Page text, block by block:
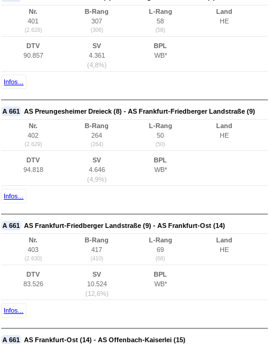
Nr.
401
(2.628)
B-Rang
307
(306)
L-Rang
58
(58)
Land
HE
DTV
90.857
SV
4.361
(4,8%)
BPL
WB*
Infos...
A 661 AS Preungesheimer Dreieck (8) - AS Frankfurt-Friedberger Landstraße (9)
Nr.
402
(2.629)
B-Rang
264
(264)
L-Rang
50
(50)
Land
HE
DTV
94.818
SV
4.646
(4,9%)
BPL
WB*
Infos...
A 661 AS Frankfurt-Friedberger Landstraße (9) - AS Frankfurt-Ost (14)
Nr.
403
(2.630)
B-Rang
417
(410)
L-Rang
69
(68)
Land
HE
DTV
83.526
SV
10.524
(12,6%)
BPL
WB*
Infos...
A 661 AS Frankfurt-Ost (14) - AS Offenbach-Kaiserlei (15)